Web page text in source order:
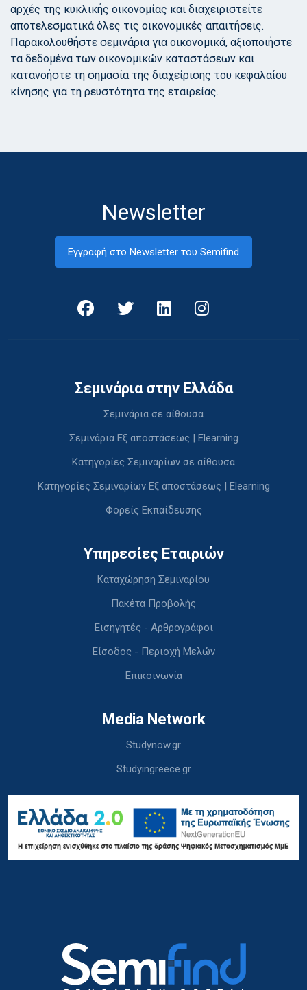
αρχές της κυκλικής οικονομίας και διαχειριστείτε
αποτελεσματικά όλες τις οικονομικές απαιτήσεις.
Παρακολουθήστε σεμινάρια για οικονομικά, αξιοποιήστε
τα δεδομένα των οικονομικών καταστάσεων και
κατανοήστε τη σημασία της διαχείρισης του κεφαλαίου
κίνησης για τη ρευστότητα της εταιρείας.
Newsletter
Εγγραφή στο Newsletter του Semifind
Σεμινάρια στην Ελλάδα
Σεμινάρια σε αίθουσα
Σεμινάρια Εξ αποστάσεως | Elearning
Κατηγορίες Σεμιναρίων σε αίθουσα
Κατηγορίες Σεμιναρίων Εξ αποστάσεως | Elearning
Φορείς Εκπαίδευσης
Υπηρεσίες Εταιριών
Καταχώρηση Σεμιναρίου
Πακέτα Προβολής
Εισηγητές - Αρθρογράφοι
Είσοδος - Περιοχή Μελών
Επικοινωνία
Media Network
Studynow.gr
Studyingreece.gr